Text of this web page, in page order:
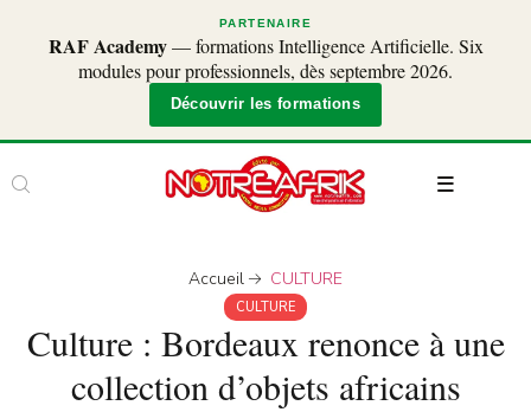
PARTENAIRE
RAF Academy— formations Intelligence Artificielle. Six
modules pour professionnels, dès septembre 2026.
Découvrir les formations
Accueil CULTURE
CULTURE
Culture : Bordeaux renonce à une
collection d’objets africains